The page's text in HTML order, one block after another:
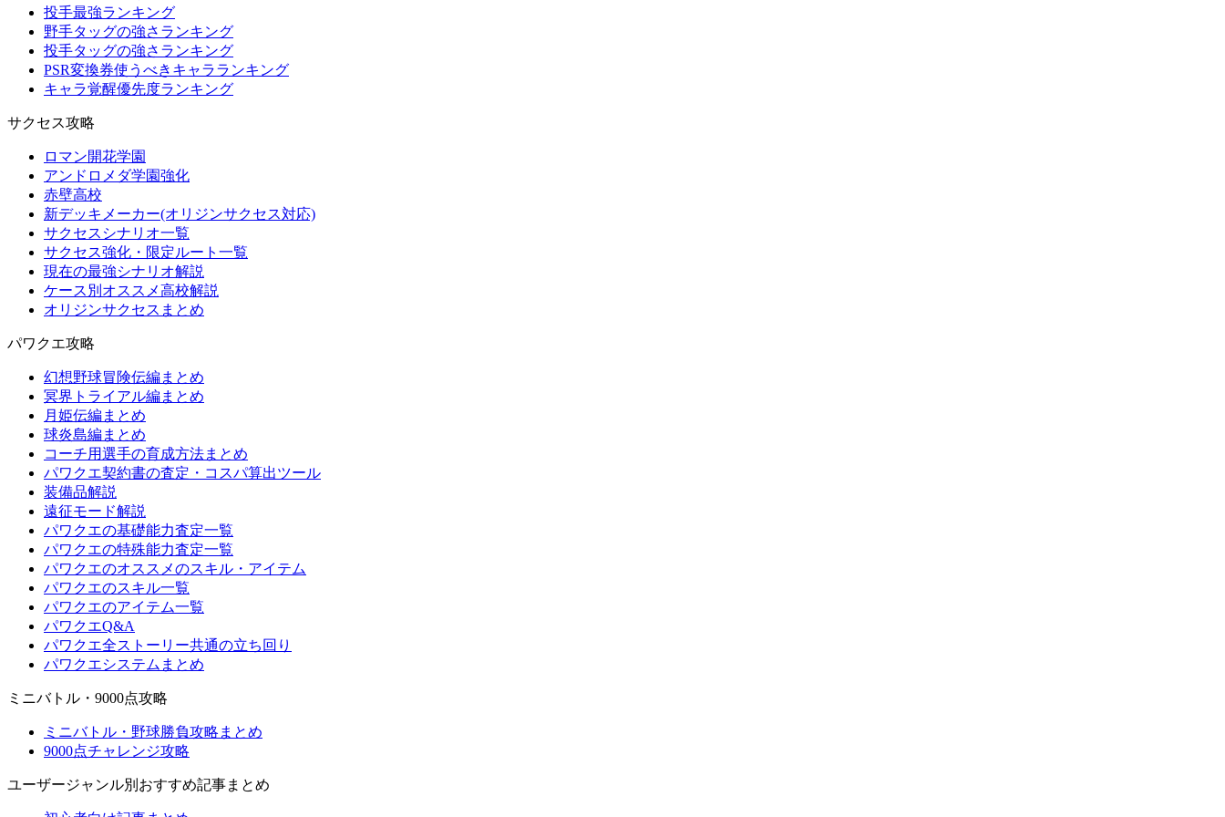
投手最強ランキング
野手タッグの強さランキング
投手タッグの強さランキング
PSR変換券使うべきキャラランキング
キャラ覚醒優先度ランキング
サクセス攻略
ロマン開花学園
アンドロメダ学園強化
赤壁高校
新デッキメーカー(オリジンサクセス対応)
サクセスシナリオ一覧
サクセス強化・限定ルート一覧
現在の最強シナリオ解説
ケース別オススメ高校解説
オリジンサクセスまとめ
パワクエ攻略
幻想野球冒険伝編まとめ
冥界トライアル編まとめ
月姫伝編まとめ
球炎島編まとめ
コーチ用選手の育成方法まとめ
パワクエ契約書の査定・コスパ算出ツール
装備品解説
遠征モード解説
パワクエの基礎能力査定一覧
パワクエの特殊能力査定一覧
パワクエのオススメのスキル・アイテム
パワクエのスキル一覧
パワクエのアイテム一覧
パワクエQ&A
パワクエ全ストーリー共通の立ち回り
パワクエシステムまとめ
ミニバトル・9000点攻略
ミニバトル・野球勝負攻略まとめ
9000点チャレンジ攻略
ユーザージャンル別おすすめ記事まとめ